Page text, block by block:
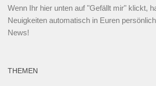
Wenn Ihr hier unten auf "Gefällt mir" klickt,
Neuigkeiten automatisch in Euren
News!
THEMEN